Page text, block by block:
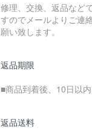
修理、交換、返品など
すのでメールよりご連
願い致します。
返品期限
■商品到着後、10日以内
返品送料